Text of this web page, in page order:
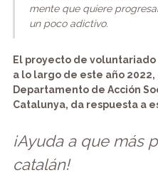
mente que quiere
un poco adictivo.
El proyecto de
a lo largo de este año
Departamento de Acción
Catalunya, da respuesta a
¡Ayuda a que más
catalán!